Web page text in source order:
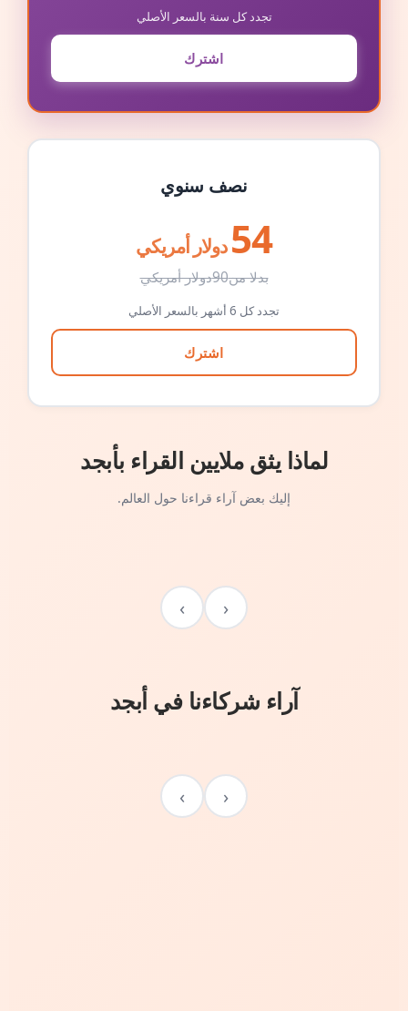
تجدد كل سنة بالسعر الأصلي
اشترك
نصف سنوي
54 دولار أمريكي
بدلا من90دولار أمريكي
تجدد كل 6 أشهر بالسعر الأصلي
اشترك
لماذا يثق ملايين القراء بأبجد
إليك بعض آراء قراءنا حول العالم.
‹
›
آراء شركاءنا في أبجد
‹
›